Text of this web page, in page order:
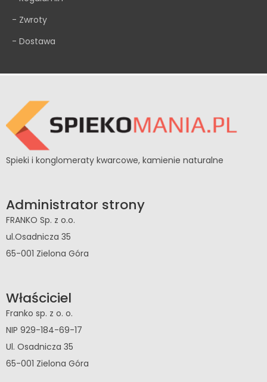
- Zwroty
- Dostawa
Spieki i konglomeraty kwarcowe, kamienie naturalne
Administrator strony
FRANKO Sp. z o.o.
ul.Osadnicza 35
65-001 Zielona Góra
Właściciel
Franko sp. z o. o.
NIP 929-184-69-17
Ul. Osadnicza 35
65-001 Zielona Góra